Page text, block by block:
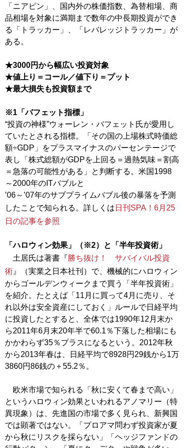
「ニアピン」、国内外の株価指数、為替相場、商
品相場を対象に満期まで数年の中長期投資ができ
る「トラッカー」、「レバレッジトラッカー」が
ある。
★3000円から幅広い投資対象
★値上り＝コール／値下り＝プット
★最大損失も投資額まで
※1「バフェット指標」
“投資の神様”ウォーレン・バフェット氏が愛用し
ていたとされる指標。「その国の上場株式時価総
額÷GDP」をプラスマイナスのパーセンテージで
表し「株式総額がGDPを上回る＝過熱気味＝割高
＝急落の可能性がある」と判断する。米国1998
～2000年のITバブルと
’06～’07年のサブプライムバブル後の暴落を予測
したことで知られる。詳しくは 日刊SPA！6月25
日の記事を参照
「ハロウィン効果」（※2）と「半年投資術」
土居氏は著書『勝ち抜け！ サバイバル投資
術 』（実業之日本社刊）で、機械的にハロウィン
からゴールデンウィークまで買う「半年投資術」
を紹介。たとえば「11月に買って4月に売り、そ
れ以外は安全資産にしておく」ルールで日経平均
に投資したとすると、全体では1990年12月末か
ら2011年6月末20年半で60.1％下落した相場にも
かかわらず35％プラスになるという。2012年秋
から2013年春は、日経平均で8928円29銭から1万
3860円86銭の＋55.2％。
欧米市場で知られる「秋に安くて春まで高い」
というハロウィン効果といわれるアノマリー（特
異現象）は、先進国の市場で多く見られ、新興国
では顕著ではない。「プロアマ問わず投資家が夏
から秋にリスクを採らない」「ヘッジファンドの